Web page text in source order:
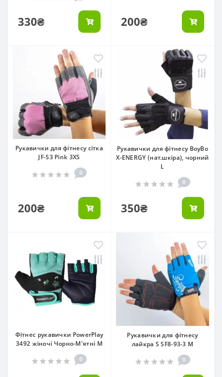
330₴ 200₴
Рукавички для фітнесу сітка
JF-S3 Pink 3XS
0
200₴
Рукавички для фітнесу BoyBo
X-ENERGY (нат.шкіра), чорний
L
0
350₴
Фітнес рукавички PowerPlay
3492 жіночі Чорно-М'ятні M
0
Рукавички для фітнесу
лайкра S SF8-93-3 M
0